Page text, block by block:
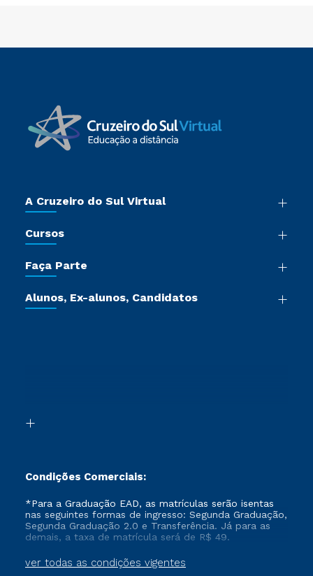
A Cruzeiro do Sul Virtual
Sala de Imprensa
Certificadoras
Jornada do Aluno
Cursos
Pós-graduação
Cursos Livres
Faça Parte
Vestibular Redação
Formação Pedagógica - R2
Alunos, Ex-alunos, Candidatos
Condições Comerciais:
ver todas as condições vigentes
*Para a Graduação EAD, as matrículas serão isentas
nas seguintes formas de ingresso: Segunda Graduação,
Segunda Graduação 2.0 e Transferência. Já para as
demais, a taxa de matrícula será de R$ 49.